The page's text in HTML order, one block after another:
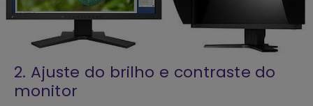
2. Ajuste do brilho e contraste do
monitor